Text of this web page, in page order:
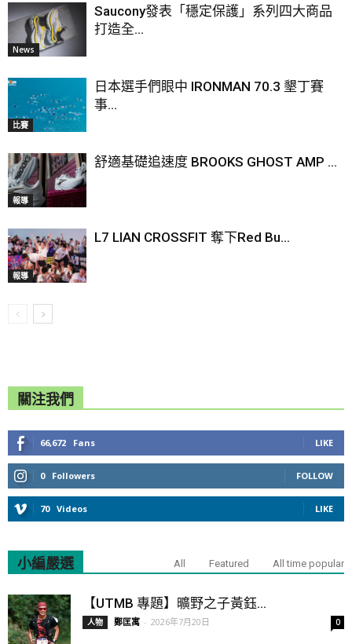
News
Saucony發表「穩定保護」系列四大商品
打造全...
比賽
日本選手們眼中 IRONMAN 70.3 墾丁賽
事...
報導
舒適基礎追速度 BROOKS GHOST AMP ...
報導
L7 LIAN CROSSFIT 奪下Red Bu...
關注我們
66,672 Fans LIKE
0 Followers FOLLOW
70 Videos LIKE
小編嚴選 All Featured All time popular
【UTMB 專題】曠野之子黃鈺...
人物 鄭匡寓 - 2026年7月20日 0